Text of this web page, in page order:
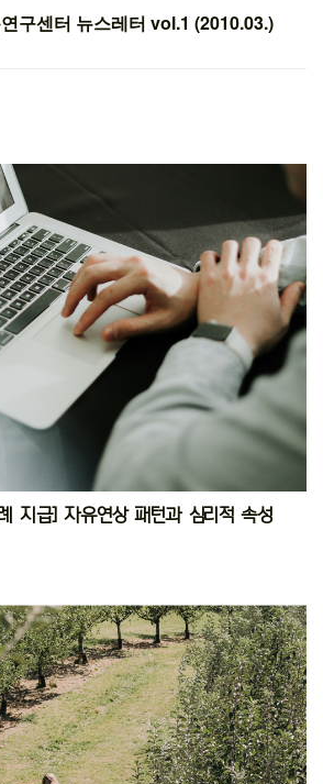
구센터 뉴스레터 vol.1 (2010.03.)
지급] 자유연상 패턴과 심리적 속성